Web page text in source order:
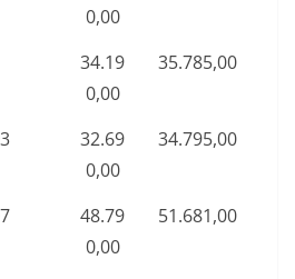
0,00
34.19
0,00
35.785,00
32.69
0,00
34.795,00
48.79
0,00
51.681,00